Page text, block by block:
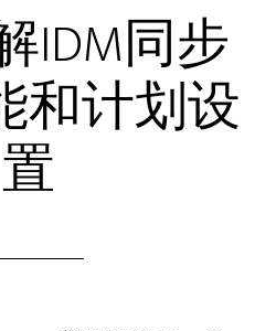
IDM同步
和计划设
置